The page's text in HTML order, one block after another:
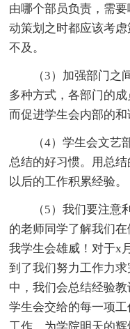
由哪个部员负责，需
动策划之时都应该考
不及。
（3）加强部门
多种方式，各部门的
而促进学生会内部的和
（4）学生会文
总结的好习惯。用总
以后的工作积累经验。
（5）我们要注
的老师同学了解我们
我学生会雄威！对于x
到了我们努力工作力
中，我们会总结经验
学生会交给的每一项